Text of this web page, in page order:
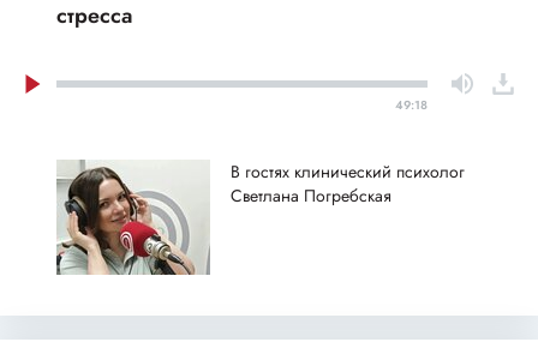
стресса
49:18
В гостях клинический психолог
Светлана Погребская